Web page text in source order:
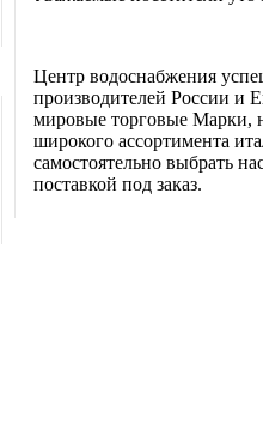
Центр водоснабжения
производителей России и
мировые торговые Марки,
широкого ассортимента
самостоятельно выбрать
поставкой под заказ.